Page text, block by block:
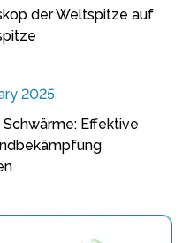
der Weltspitze auf
2025
Schwärme: Effektive